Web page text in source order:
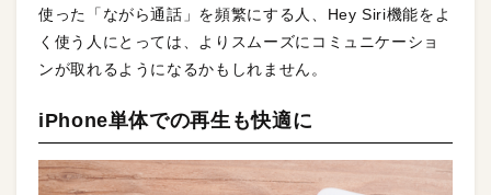
使った「ながら通話」を頻繁にする人、Hey Siri機能をよ
く使う人にとっては、よりスムーズにコミュニケーショ
ンが取れるようになるかもしれません。
iPhone単体での再生も快適に